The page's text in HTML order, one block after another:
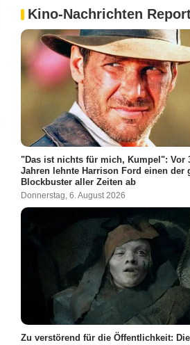
Kino-Nachrichten
"Das ist nichts für mich, Kumpel": Vor
Jahren lehnte Harrison Ford einen der
Blockbuster aller Zeiten ab
Donnerstag, 6. August 2026
Zu verstörend für die Öffentlichkeit: